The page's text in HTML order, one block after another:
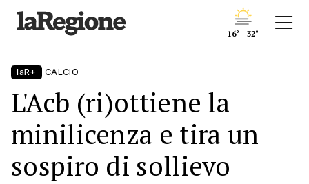
16° - 32°
laR+ CALCIO
L'Acb (ri)ottiene la
minilicenza e tira un
sospiro di sollievo